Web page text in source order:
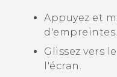
ASSISTANCE
Appareils HTC &
Connexion
Appuyez et
d'empreintes.
Glissez vers
l'écran.